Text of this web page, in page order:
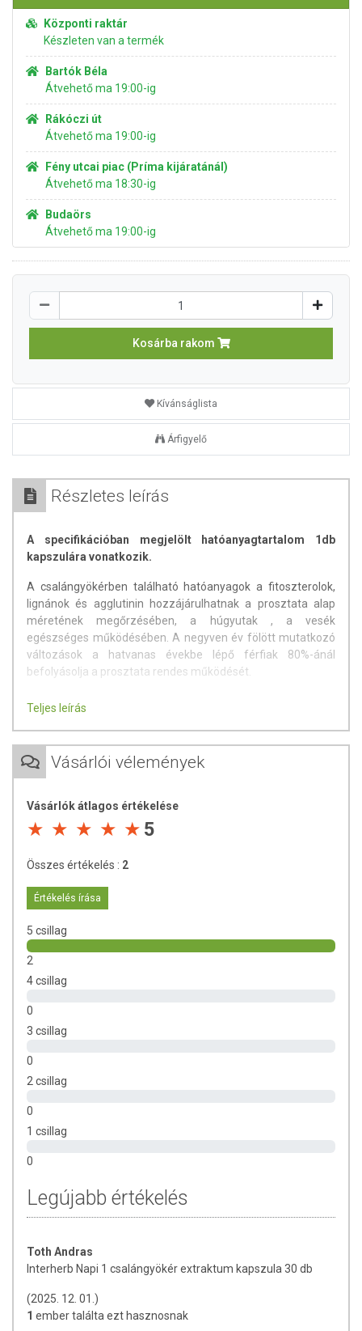
Központi raktár
Készleten van a termék
Bartók Béla
Átvehető ma 19:00-ig
Rákóczi út
Átvehető ma 19:00-ig
Fény utcai piac (Príma kijáratánál)
Átvehető ma 18:30-ig
Budaörs
Átvehető ma 19:00-ig
Kosárba rakom
Kívánságlista
Árfigyelő
Részletes leírás
A specifikációban megjelölt hatóanyagtartalom 1db
kapszulára vonatkozik.
A csalángyökérben található hatóanyagok a fitoszterolok,
lignánok és agglutinin hozzájárulhatnak a prosztata alap
méretének megőrzésében, a húgyutak , a vesék
egészséges működésében. A negyven év fölött mutatkozó
változások a hatvanas évekbe lépő férfiak 80%-ánál
befolyásolja a prosztata rendes működését.
Összetevők/kapszula:
keményzselatin (zselatin, színezék: Titán-dioxid), csalán
(Urtica dioica) gyökér száraz kivonat (12-16:1),
tömegnövelő: mikrokristályos cellulóz (Vivapur 102, Vivapur
200), csomósodásgátló: talkum, magnézium-sztearát,
kolloid-szilícium-dioxid.
Hatóanyag/ napi adag (1 kapszula):
40 mg Csalángyökér kivonat (12-16:1)
Ebből szkopoletin: 1,52 µg
Nettó tömeg
Javasolt fogyasztás:
napi 1 kapszula lehetőség szerint ebéd közben rágás nélkül
lenyelni.
Figyelmeztetés:
Az ajánlott napi adagot ne lépje túl !
helyettesíti a kiegyensúlyozott vegyes étrendet és az
egészséges életmódot!
Tárolás
Száraz, sötét helyen, szobahőmérsékleten tárolandó (20-25
ºC) tárolandó.
a dobozon jelzett ideig (év, hónap, napig).
OÉTI notifikációs szám
Teljes leírás
Vásárlói vélemények
Vásárlók átlagos értékelése
5
Összes értékelés : 2
Értékelés írása
5 csillag
2
4 csillag
0
3 csillag
0
2 csillag
0
1 csillag
0
Legújabb értékelés
Toth Andras
Interherb Napi 1 csalángyökér extraktum kapszula 30 db
(2025. 12. 01.)
1 ember találta ezt hasznosnak